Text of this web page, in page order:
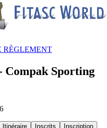
RÈGLEMENT
Compak Sporting
Itinéraire Inscrits
Inscription